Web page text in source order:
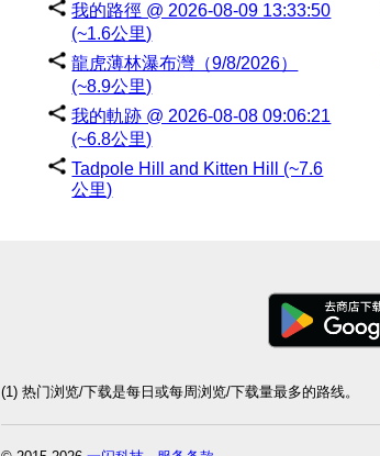
我的路徑 @ 2026-08-09 13:33:50
(~1.6公里)
龍虎薄林瀑布灣（9/8/2026）
(~8.9公里)
我的軌跡 @ 2026-08-08 09:06:21
(~6.8公里)
Tadpole Hill and Kitten Hill (~7.6
公里)
(1) 热门浏览/下载是每日或每周浏览/下载量最多的路线。